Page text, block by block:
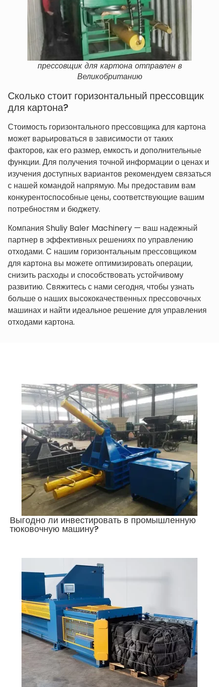
прессовщик для картона отправлен в
Великобританию
Сколько стоит горизонтальный прессовщик
для картона?
Стоимость горизонтального прессовщика для картона
может варьироваться в зависимости от таких
факторов, как его размер, емкость и дополнительные
функции. Для получения точной информации о ценах и
изучения доступных вариантов рекомендуем связаться
с нашей командой напрямую. Мы предоставим вам
конкурентоспособные цены, соответствующие вашим
потребностям и бюджету.
Компания Shuliy Baler Machinery — ваш надежный
партнер в эффективных решениях по управлению
отходами. С нашим горизонтальным прессовщиком
для картона вы можете оптимизировать операции,
снизить расходы и способствовать устойчивому
развитию. Свяжитесь с нами сегодня, чтобы узнать
больше о наших высококачественных прессовочных
машинах и найти идеальное решение для управления
отходами картона.
Выгодно ли инвестировать в промышленную
тюковочную машину?